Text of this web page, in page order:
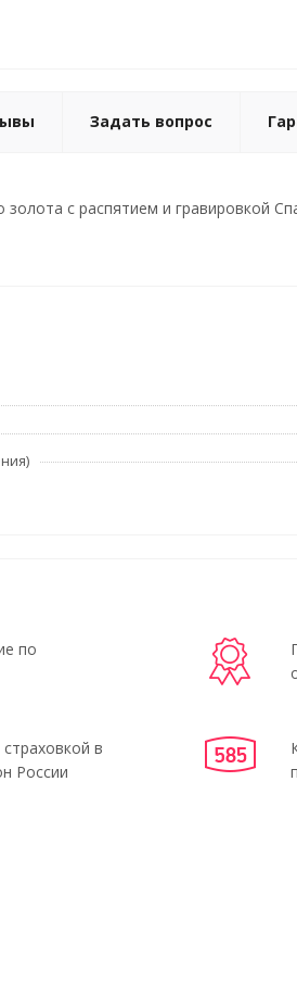
Задать вопрос
золота с распятием и гравировкой
по
в
России